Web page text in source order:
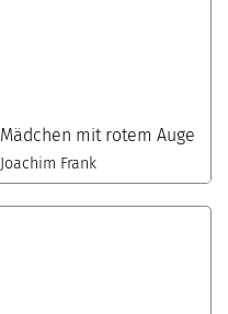
Mädchen mit rotem Auge
Joachim Frank